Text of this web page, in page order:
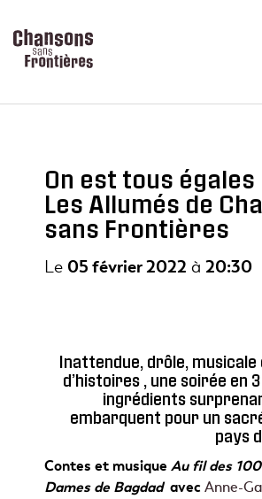
On est tous égales
Les Allumés de
sans Frontières
Le 05 février 2022 à 20:30
Inattendue, drôle, musicale
d’histoires , une soirée en
ingrédients
embarquent pour un
pays
Contes et musique Au fil des
Dames de Bagdadavec Anne-